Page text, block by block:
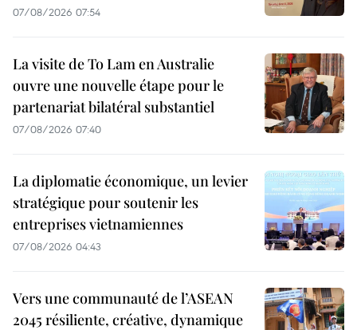
07/08/2026 07:54
La visite de To Lam en Australie
ouvre une nouvelle étape pour le
partenariat bilatéral substantiel
07/08/2026 07:40
La diplomatie économique, un levier
stratégique pour soutenir les
entreprises vietnamiennes
07/08/2026 04:43
Vers une communauté de l’ASEAN
2045 résiliente, créative, dynamique